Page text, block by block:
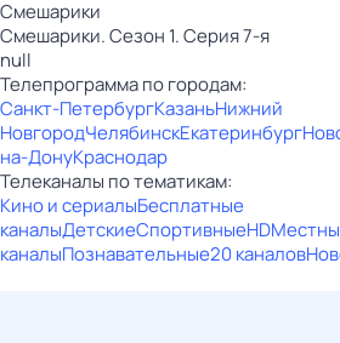
Смешарики
Смешарики. Сезон 1. Серия 7-я
null
Телепрограмма по городам:
Санкт-ПетербургКазаньНижний
НовгородЧелябинскЕкатеринбург
на-ДонуКраснодар
Телеканалы по тематикам:
Кино и сериалыБесплатные
каналыДетскиеСпортивныеHD
каналыПознавательные20 каналов